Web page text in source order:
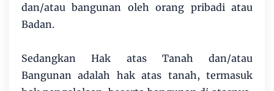
dan/atau bangunan oleh orang pribadi atau
Badan.
Sedangkan Hak atas Tanah dan/atau
Bangunan adalah hak atas tanah, termasuk